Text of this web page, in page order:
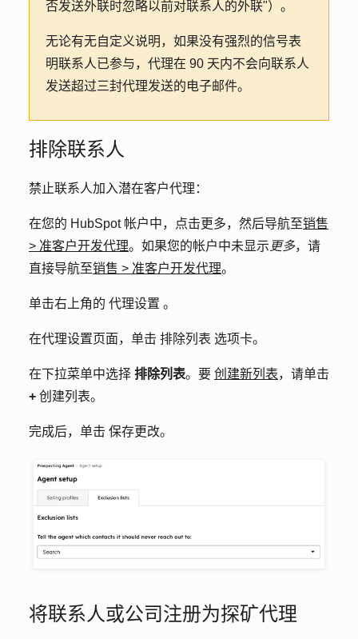
否发送外联时忽略以前对联系人的外联"）。
无论有无自定义说明，如果没有强烈的信号表
明联系人已参与，代理在 90 天内不会向联系人
发送超过三封代理发送的电子邮件。
排除联系人
禁止联系人加入潜在客户代理：
在您的 HubSpot 帐户中，点击更多，然后导航至销售
> 准客户开发代理。如果您的帐户中未显示 更多，请
直接导航至销售 > 准客户开发代理。
单击右上角的 代理设置 。
在代理设置页面，单击 排除列表 选项卡。
在下拉菜单中选择 排除列表。要 创建新列表，请单击
+ 创建列表。
完成后，单击 保存更改。
将联系人或公司注册为探矿代理